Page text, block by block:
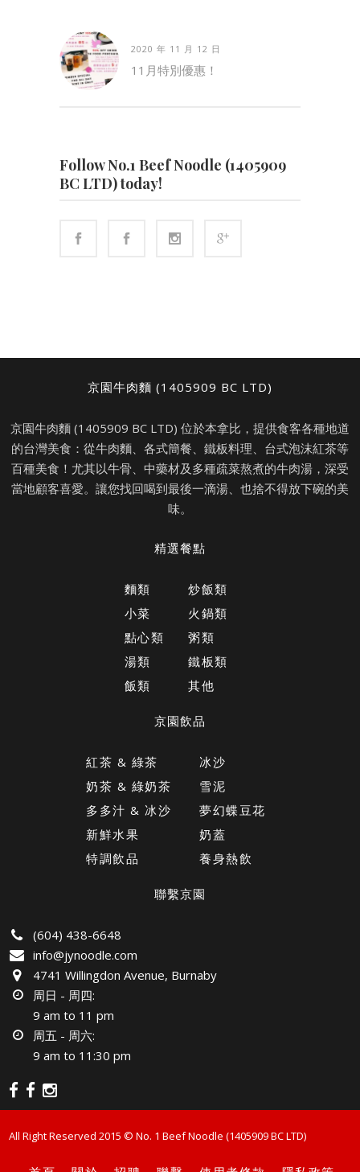
2020 年 11 月 12 日
11月特別優惠！
Follow No.1 Beef Noodle (1405909
BC LTD) today!
京園牛肉麵 (1405909 BC LTD)
京園牛肉麵 (1405909 BC LTD) 位於本拿比，提供食客各種地道
的台灣美食：從牛肉麵、各式簡餐、鐵板料理、台式泡沫紅茶等
百種美食！尤其以牛骨、中藥材及多種疏菜熬煮的牛肉湯，深受
當地顧客喜愛。讓您找回喝到最後一滴湯、也捨不得放下碗的美
味。
精選餐點
麵類
小菜
點心類
湯類
飯類
炒飯類
火鍋類
粥類
鐵板類
其他
京園飲品
紅茶 & 綠茶
奶茶 & 綠奶茶
多多汁 & 冰沙
新鮮水果
特調飲品
冰沙
雪泥
夢幻蝶豆花
奶蓋
養身熱飲
聯繫京園
(604) 438-6648
info@jynoodle.com
4741 Willingdon Avenue, Burnaby
周日 - 周四:
9 am to 11 pm
周五 - 周六:
9 am to 11:30 pm
All Right Reserved 2015 ©️ No. 1 Beef Noodle (1405909 BC LTD)